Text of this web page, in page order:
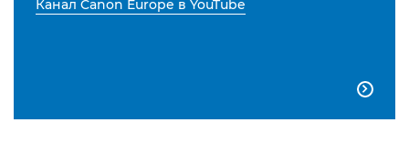
Канал Canon Europe в YouTube
